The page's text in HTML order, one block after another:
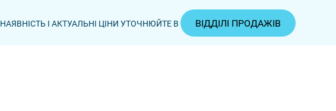
НАЯВНІСТЬ І АКТУАЛЬНІ ЦІНИ УТОЧНЮЙТЕ В ВІДДІЛІ ПРОДАЖІВ